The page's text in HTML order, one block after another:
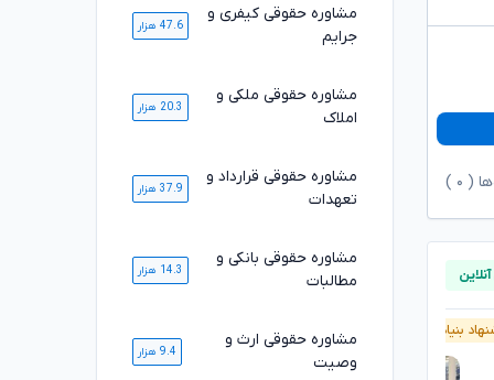
( ۰
بنیاد وکلا
مشاوره حقوقی کیفری و
جرایم
47.6 هزار
مشاوره حقوقی ملکی و
املاک
20.3 هزار
مشاوره حقوقی قرارداد و
تعهدات
37.9 هزار
مشاوره حقوقی بانکی و
مطالبات
14.3 هزار
مشاوره حقوقی ارث و
وصیت
9.4 هزار